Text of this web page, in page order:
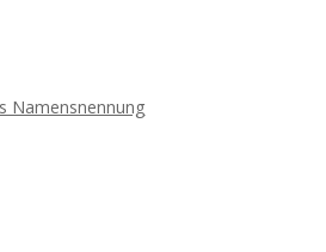
Namensnennung